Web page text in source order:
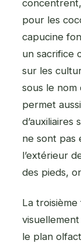
pour les
capucine
un sacrifice
sur les
sous le
permet
d’auxiliaires
ne sont pas
l’extérieur
des pieds,
La
le plan